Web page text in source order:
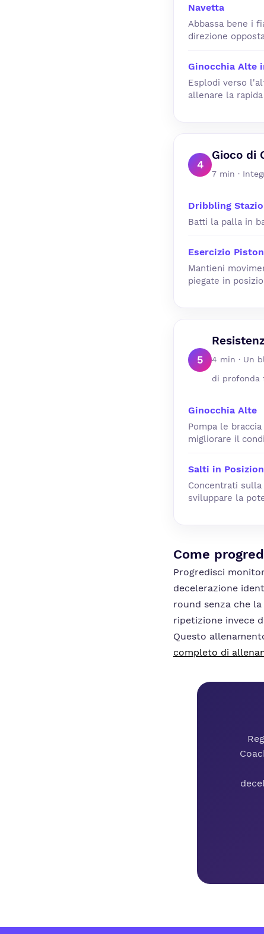
Navetta
Abbassa bene i
direzione
Ginocchia Alte
Esplodi verso
allenare la
4
Gioco di
7 min ·
Dribbling
Batti la palla in
Esercizio
Mantieni
piegate in
5
4 min · Un
di profonda
Ginocchia Alte
Pompa le
migliorare il
Salti in
Concentrati
sviluppare la
Come
Progredisci
decelerazione
round senza che
ripetizione invece
Questo
completo di